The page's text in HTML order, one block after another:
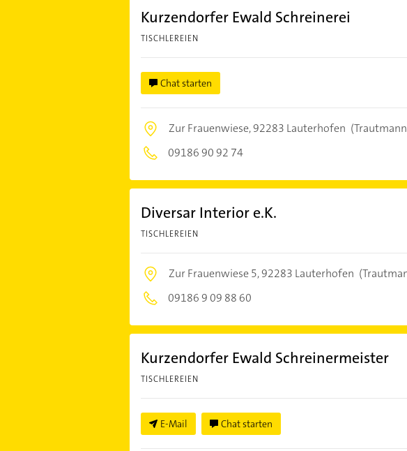
Kurzendorfer Ewald Schreinerei
TISCHLEREIEN
Chat starten
Zur Frauenwiese,92283 Lauterhofen
09186 90 92 74
Diversar Interior e.K.
TISCHLEREIEN
Zur Frauenwiese 5,92283 Lauterhofen
09186 9 09 88 60
Kurzendorfer Ewald Schreinermeister
TISCHLEREIEN
E-Mail Chat starten